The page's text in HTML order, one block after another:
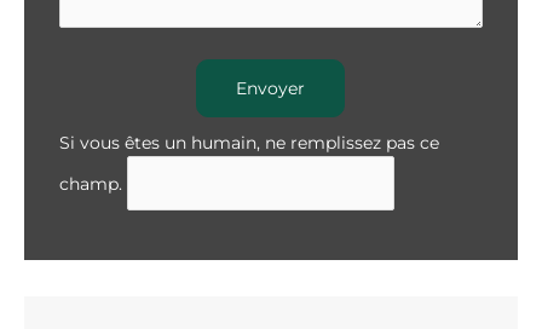
Envoyer
Si vous êtes un humain, ne remplissez pas ce
champ.